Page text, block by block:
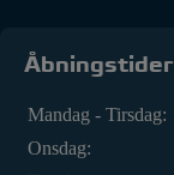
Åbningstider
Mandag - Tirsdag:
Onsdag: